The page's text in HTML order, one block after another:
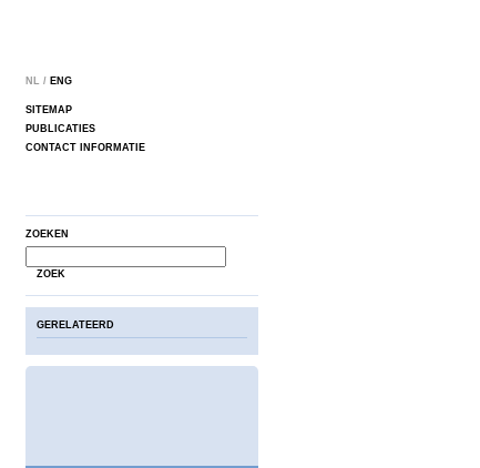
NL / ENG
SITEMAP
PUBLICATIES
CONTACT INFORMATIE
ZOEKEN
ZOEK
GERELATEERD